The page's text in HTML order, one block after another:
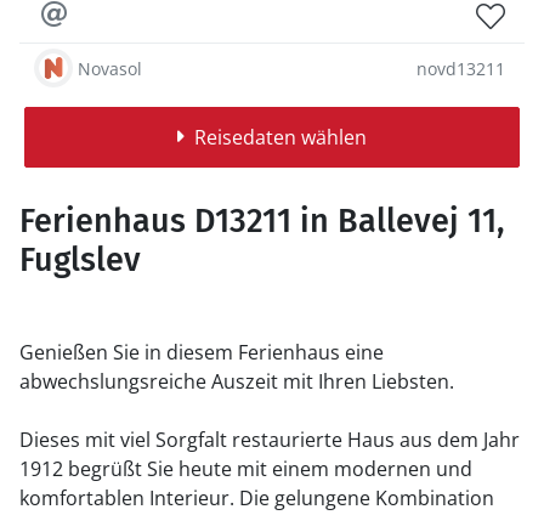
Novasol novd13211
Reisedaten wählen
Ferienhaus D13211 in Ballevej 11,
Fuglslev
Genießen Sie in diesem Ferienhaus eine
abwechslungsreiche Auszeit mit Ihren Liebsten.
Dieses mit viel Sorgfalt restaurierte Haus aus dem Jahr
1912 begrüßt Sie heute mit einem modernen und
komfortablen Interieur. Die gelungene Kombination